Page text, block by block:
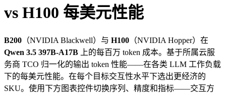
vs H100 每美元性能
B200 （NVIDIA Blackwell）与 H100 （NVIDIA Hopper）在
Qwen 3.5 397B-A17B 上的每百万 token 成本。基于所属云服
务商 TCO 归一化的输出 token 性能——在各类 LLM 工作负载
下的每美元性能。在每个目标交互性水平下选出更经济的
SKU。使用下方图表控件切换序列、精度和指标——交互方